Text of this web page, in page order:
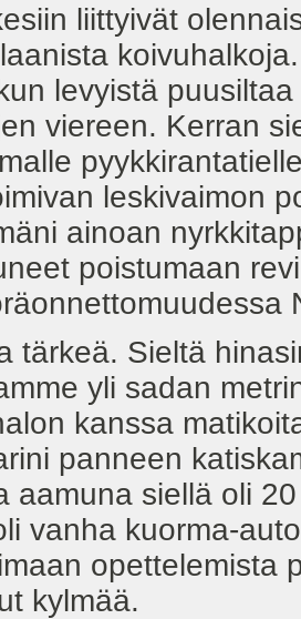
liittyivät
levyistä
viereen. Kerran
leskivaimon
ainoan
poistumaan
tärkeä. Sieltä
yli sadan
kanssa
panneen
aamuna siellä oli
vanha kuorma-
opettelemista
kylmää.